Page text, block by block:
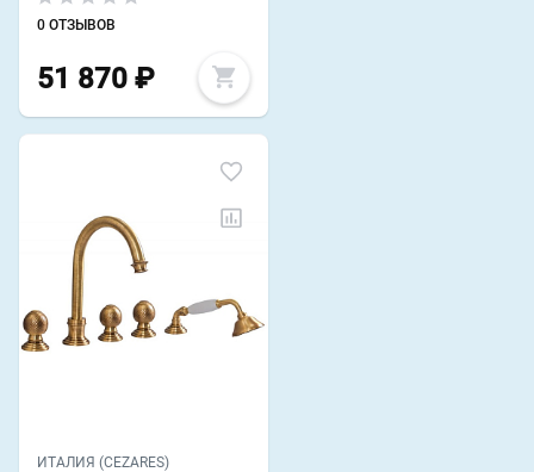
0 ОТЗЫВОВ
51 870 ₽
ИТАЛИЯ (CEZARES)